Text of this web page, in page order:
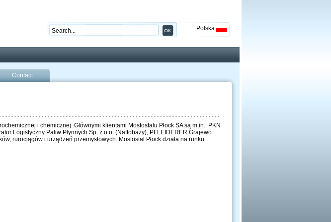
Polska
Contact
i chemicznej. Głównymi klientami Mostostalu Płock SA są m.in.: PKN
Logistyczny Paliw Płynnych Sp. z o.o. (Naftobazy), PFLEIDERER Grajewo
rurociągów i urządzeń przemysłowych. Mostostal Płock działa na runku